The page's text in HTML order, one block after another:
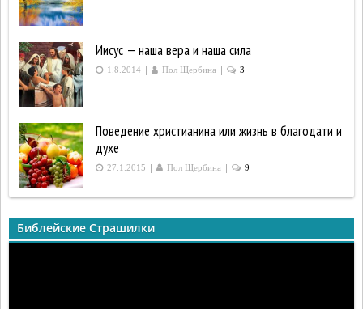
Иисус — наша вера и наша сила
1.8.2014 | Пол Щербина | 3
Поведение христианина или жизнь в благодати и
духе
27.1.2015 | Пол Щербина | 9
Библейские Страшилки